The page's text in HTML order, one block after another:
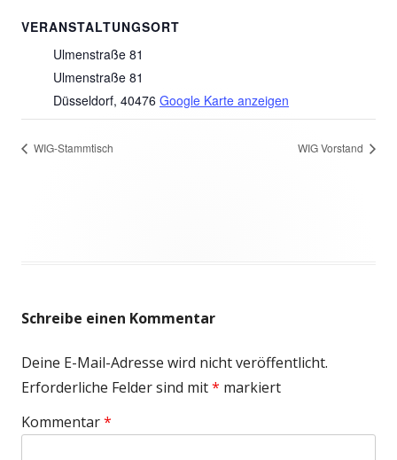
VERANSTALTUNGSORT
Ulmenstraße 81
Ulmenstraße 81
Düsseldorf, 40476 Google Karte anzeigen
WIG-Stammtisch WIG Vorstand
Schreibe einen Kommentar
Deine E-Mail-Adresse wird nicht veröffentlicht.
Erforderliche Felder sind mit* markiert
Kommentar*